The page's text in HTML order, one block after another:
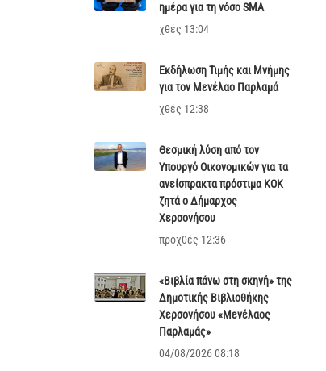
ημέρα για τη νόσο SMA
χθές 13:04
Εκδήλωση Τιμής και Μνήμης
για τον Μενέλαο Παρλαμά
χθές 12:38
Θεσμική λύση από τον
Υπουργό Οικονομικών για τα
ανείσπρακτα πρόστιμα ΚΟΚ
ζητά ο Δήμαρχος
Χερσονήσου
προχθές 12:36
«Βιβλία πάνω στη σκηνή» της
Δημοτικής Βιβλιοθήκης
Χερσονήσου «Μενέλαος
Παρλαμάς»
04/08/2026 08:18